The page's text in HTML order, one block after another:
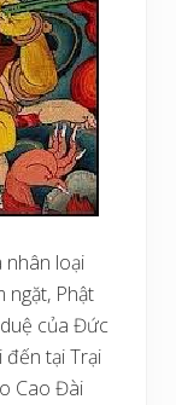
nhân loại
ngặt, Phật
của Đức
đến tại Trại
Cao Đài